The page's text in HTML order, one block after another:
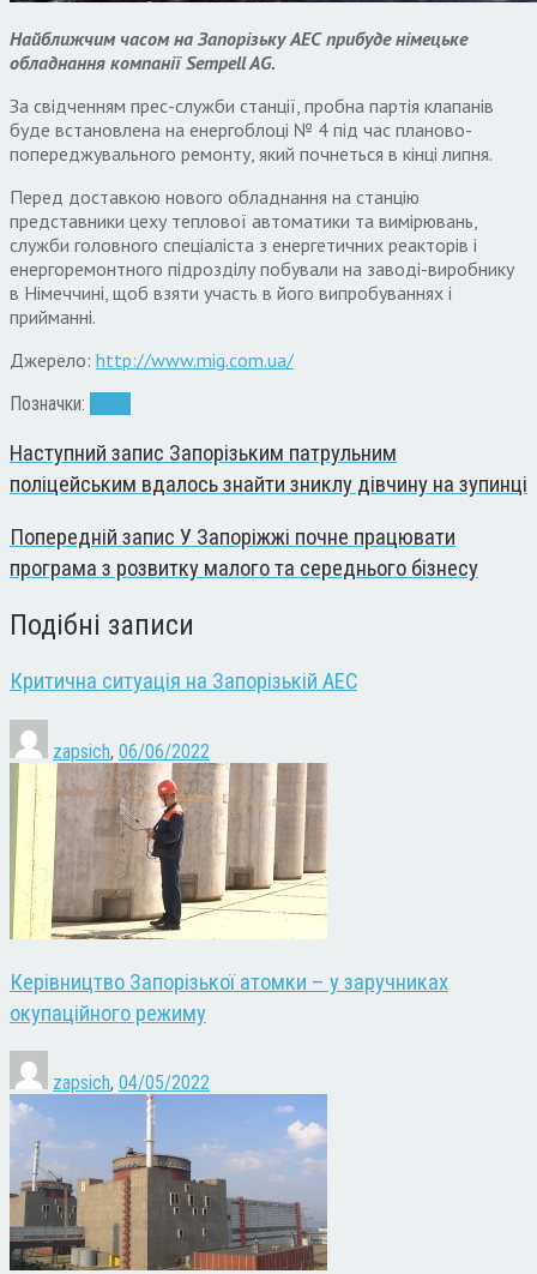
Найближчим часом на Запорізьку АЕС прибуде німецьке
обладнання компанії Sempell AG.
За свідченням прес-служби станції, пробна партія клапанів
буде встановлена на енергоблоці № 4 під час планово-
попереджувального ремонту, який почнеться в кінці липня.
Перед доставкою нового обладнання на станцію
представники цеху теплової автоматики та вимірювань,
служби головного спеціаліста з енергетичних реакторів і
енергоремонтного підрозділу побували на заводі-виробнику
в Німеччині, щоб взяти участь в його випробуваннях і
прийманні.
Джерело: http://www.mig.com.ua/
Позначки:
Наступний запис Запорізьким патрульним
поліцейським вдалось знайти зниклу дівчину на зупинці
Попередній запис У Запоріжжі почне працювати
програма з розвитку малого та середнього бізнесу
Подібні записи
Критична ситуація на Запорізькій АЕС
zapsich, 06/06/2022
Керівництво Запорізької атомки – у заручниках
окупаційного режиму
zapsich, 04/05/2022